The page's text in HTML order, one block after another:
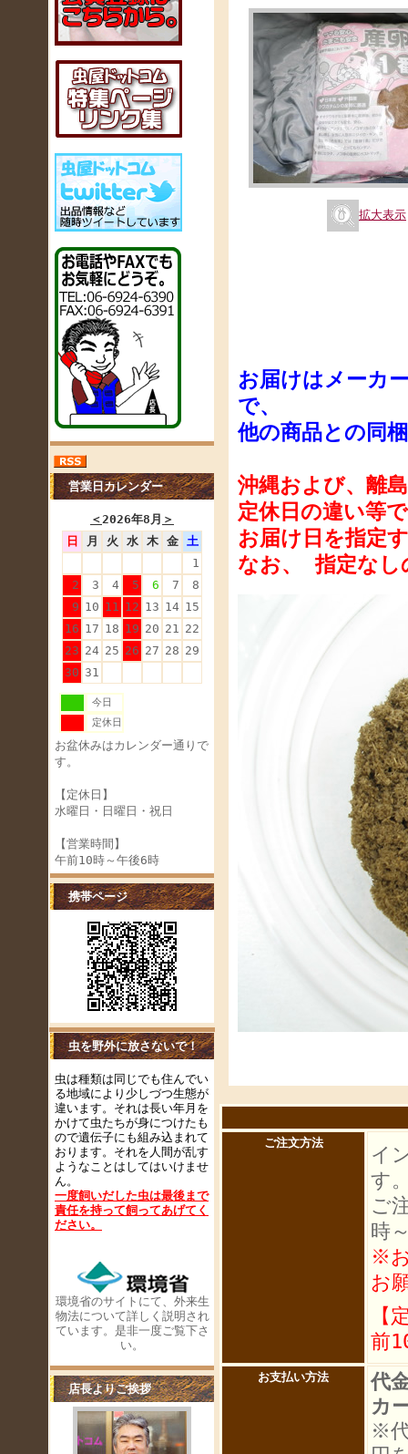
営業日カレンダー
＜2026年8月 ＞
日
月 火 水 木 金
土
1
2
3 4 5 6 7
8
9 10 11 12 13 14 15
16 17 18 19 20 21 22
23 24 25 26 27 28 29
30 31
今日
定休日
お盆休みはカレンダー通りで
す。
【定休日】
水曜日・日曜日・祝日
【営業時間】
午前10時～午後6時
携帯ページ
虫を野外に放さないで！
虫は種類は同じでも住んでい
る地域により少しづつ生態が
違います。それは長い年月を
かけて虫たちが身につけたも
ので遺伝子にも組み込まれて
おります。それを人間が乱す
ようなことはしてはいけませ
ん。
一度飼いだした虫は最後まで
責任を持って飼ってあげてく
ださい。
環境省のサイトにて、外来生
物法について詳しく説明され
ています。是非一度ご覧下さ
い。
店長よりご挨拶
拡大表示
お届けはメーカ
で、
他の商品との同
沖縄および、離
定休日の違い等
お届け日を指定
なお、 指定なし
ご注文方法
イ
す
ご
時
※
お
【
前
お支払い方法
代
カ
※